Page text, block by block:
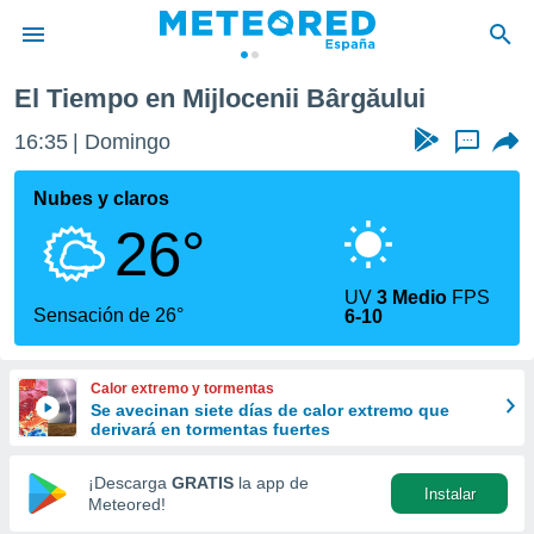
de
por
que se
calidad.
a este
las
y
forma
digital
basada
El Tiempo en Mijlocenii Bârgăului
16:35 Domingo ...
Nubes y claros
26°
Sensación de 26°
UV3 Medio FPS
6-10
Calor extremo y tormentas
Se avecinan siete días de calor extremo que
derivará en tormentas fuertes
¡Descarga GRATIS la app de
Meteored!
Instalar